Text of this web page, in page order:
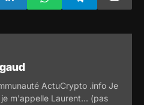
ActuCrypto .info Je
m'appelle Laurent... (pas